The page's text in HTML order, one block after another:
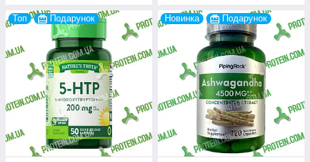
Топ Подарунок Новинка Подарунок